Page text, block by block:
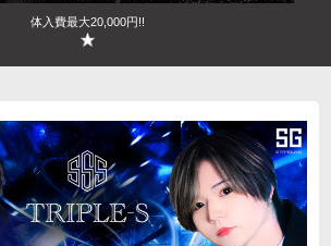
体入費最大20,000円!!